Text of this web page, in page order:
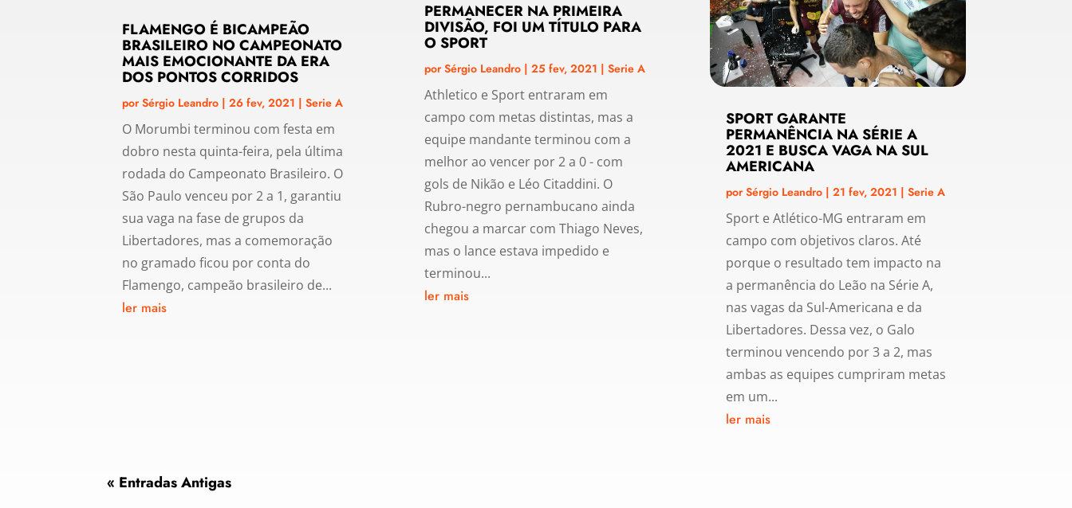
FLAMENGO É BICAMPEÃO
BRASILEIRO NO CAMPEONATO
MAIS EMOCIONANTE DA ERA
DOS PONTOS CORRIDOS
porSérgio Leandro |26 fev, 2021 |Serie A
O Morumbi terminou com festa em
dobro nesta quinta-feira, pela última
rodada do Campeonato Brasileiro. O
São Paulo venceu por 2 a 1, garantiu
sua vaga na fase de grupos da
Libertadores, mas a comemoração
no gramado ficou por conta do
Flamengo, campeão brasileiro de...
ler mais
PERMANECER NA PRIMEIRA
DIVISÃO, FOI UM TÍTULO PARA
O SPORT
porSérgio Leandro| 25 fev, 2021 | Serie A
Athletico e Sport entraram em
campo com metas distintas, mas a
equipe mandante terminou com a
melhor ao vencer por 2 a 0 - com
gols de Nikão e Léo Citaddini. O
Rubro-negro pernambucano ainda
chegou a marcar com Thiago Neves,
mas o lance estava impedido e
terminou...
ler mais
SPORT GARANTE
PERMANÊNCIA NA SÉRIE A
2021 E BUSCA VAGA NA SUL
AMERICANA
porSérgio Leandro| 21 fev, 2021 | Serie A
Sport e Atlético-MG entraram em
campo com objetivos claros. Até
porque o resultado tem impacto na
a permanência do Leão na Série A,
nas vagas da Sul-Americana e da
Libertadores. Dessa vez, o Galo
terminou vencendo por 3 a 2, mas
ambas as equipes cumpriram metas
em um...
ler mais
« Entradas Antigas